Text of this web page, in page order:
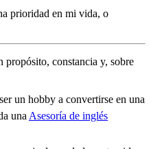
prioridad en mi vida, o
propósito, constancia y, sobre
un hobby a convertirse en una
una Asesoría de inglés